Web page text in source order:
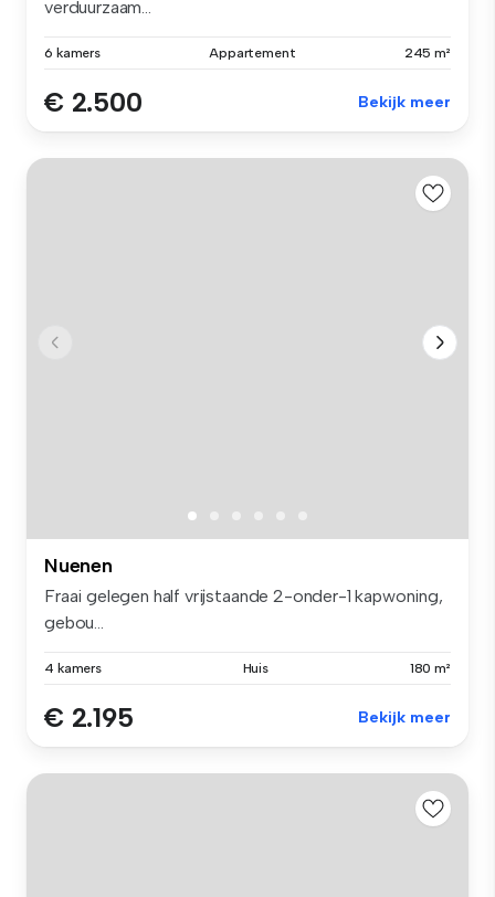
verduurzaam...
6 kamers Appartement 245 m²
€ 2.500 Bekijk meer
Nuenen
Fraai gelegen half vrijstaande 2-onder-1 kapwoning,
gebou...
4 kamers Huis 180 m²
€ 2.195 Bekijk meer